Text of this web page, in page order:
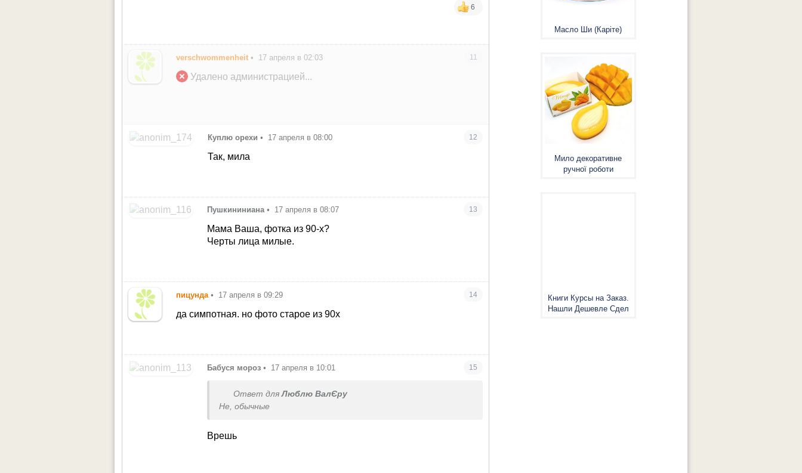
6
verschwommenheit • 17 апреля в 02:03 11
Удалено администрацией...
Куплю орехи • 17 апреля в 08:00 12
Так, мила
Пушкининиана • 17 апреля в 08:07 13
Мама Ваша, фотка из 90-х?
Черты лица милые.
пицунда • 17 апреля в 09:29 14
да симпотная. но фото старое из 90х
Бабуся мороз • 17 апреля в 10:01 15
Ответ для Люблю ВалЄру
Не, обычные
Врешь
Масло Ши (Каріте)
Мило декоративне
ручної роботи
Книги Курсы на Заказ.
Нашли Дешевле Сдел